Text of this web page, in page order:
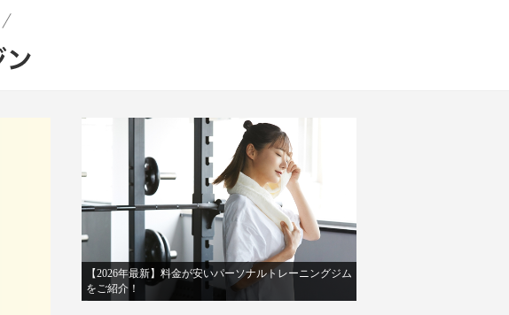
【2026年最新】料金が安いパーソナルトレーニングジム
をご紹介！